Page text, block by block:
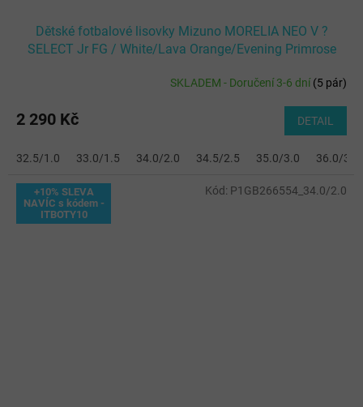
Dětské fotbalové lisovky Mizuno MORELIA NEO V ?
SELECT Jr FG / White/Lava Orange/Evening Primrose
SKLADEM - Doručení 3-6 dní(5 pár)
2 290 Kč DETAIL
32.5/1.0 33.0/1.5 34.0/2.0 34.5/2.5 35.0/3.0 36.0/3.5
+10% SLEVA
NAVÍC s kódem -
ITBOTY10
Kód: P1GB266554_34.0/2.0